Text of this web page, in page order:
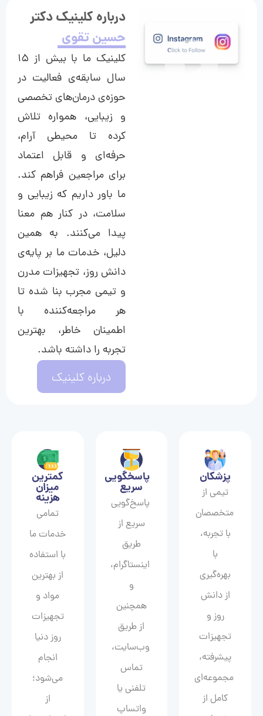
درباره کلینیک دکتر
حسین تقوی
کلینیک ما با بیش از ۱۵
سال سابقه‌ی فعالیت در
حوزه‌ی درمان‌های تخصصی
و زیبایی، همواره تلاش
کرده تا محیطی آرام،
حرفه‌ای و قابل اعتماد
برای مراجعین فراهم کند.
ما باور داریم که زیبایی و
سلامت، در کنار هم معنا
پیدا می‌کنند. به همین
دلیل، خدمات ما بر پایه‌ی
دانش روز، تجهیزات مدرن
و تیمی مجرب بنا شده تا
هر مراجعه‌کننده با
اطمینان خاطر، بهترین
تجربه را داشته باشد.
درباره کلینیک
پزشکان
تیمی از
متخصصان
با تجربه،
با
بهره‌گیری
از دانش
روز و
تجهیزات
پیشرفته،
مجموعه‌ای
کامل از
پاسخگویی
سریع
پاسخ‌گویی
سریع از
طریق
اینستاگرام،
و
همچنین
از طریق
وب‌سایت،
تماس
تلفنی یا
واتساپ
کمترین
میزان
هزینه
تمامی
خدمات ما
با استفاده
از بهترین
مواد و
تجهیزات
روز دنیا
انجام
می‌شود؛
از